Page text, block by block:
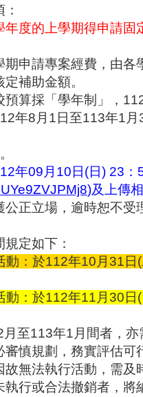
年度的上學期得申請固
期申請專案經費，由
補助金額。
預算採「學年制」，
年8月1日至113年1
年09月10日(日) 23：
)及上傳
公正立場，逾時恕不受
規定如下：
動：於112年10月31日
動：於112年11月30日
月至113年1月間者，
慎規劃，務實評估可
故無法執行活動，需
行或合法撤銷者，將